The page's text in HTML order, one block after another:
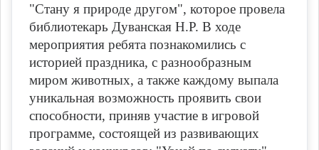
"Стану я природе другом", которое провела
библиотекарь Дуванская Н.Р. В ходе
мероприятия ребята познакомились с
историей праздника, с разнообразным
миром животных, а также каждому выпала
уникальная возможность проявить свои
способности, приняв участие в игровой
программе, состоящей из развивающих